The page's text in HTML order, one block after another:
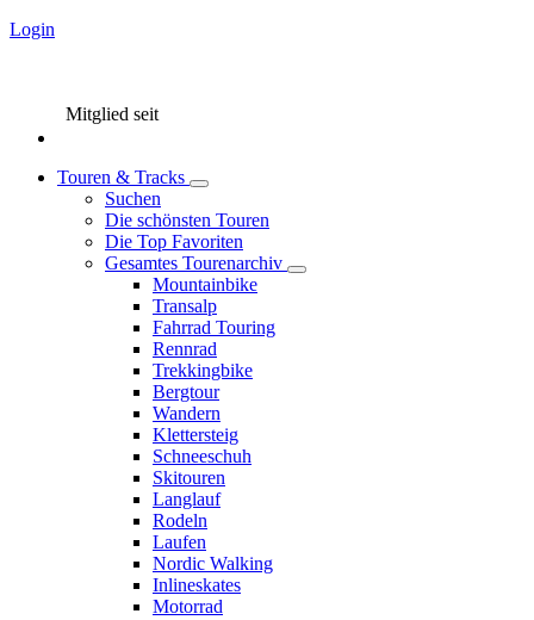
Login
Mitglied seit
Touren & Tracks
Suchen
Die schönsten Touren
Die Top Favoriten
Gesamtes Tourenarchiv
Mountainbike
Transalp
Fahrrad Touring
Rennrad
Trekkingbike
Bergtour
Wandern
Klettersteig
Schneeschuh
Skitouren
Langlauf
Rodeln
Laufen
Nordic Walking
Inlineskates
Motorrad